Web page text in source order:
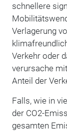
schnellere
Verlagerung
Verkehr oder
verursache
Anteil der
Falls, wie in
der CO2-
gesamten